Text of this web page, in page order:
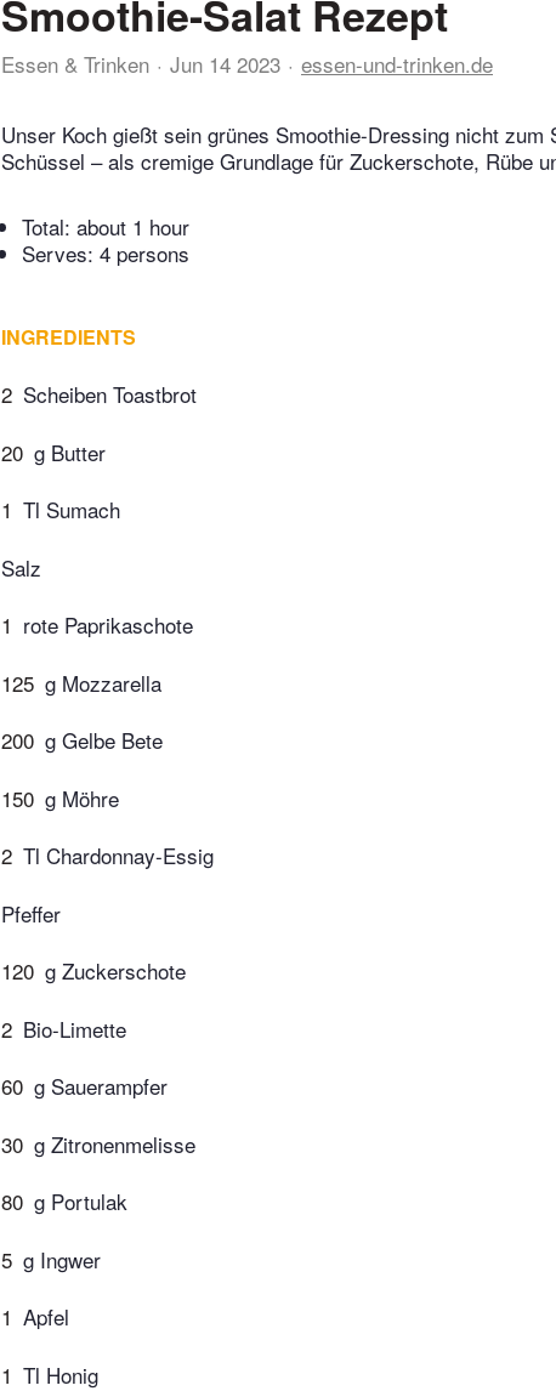
Smoothie-Salat Rezept
Essen & Trinken Jun 14 2023 essen-und-trinken.de
Unser Koch gießt sein grünes Smoothie-Dressing nicht
Schüssel – als cremige Grundlage für Zuckerschote, Rübe
Total: about 1 hour
Serves: 4 persons
INGREDIENTS
2 Scheiben Toastbrot
20 g Butter
1 Tl Sumach
Salz
1 rote Paprikaschote
125 g Mozzarella
200 g Gelbe Bete
150 g Möhre
2 Tl Chardonnay-Essig
Pfeffer
120 g Zuckerschote
2 Bio-Limette
60 g Sauerampfer
30 g Zitronenmelisse
80 g Portulak
5 g Ingwer
1 Apfel
1 Tl Honig